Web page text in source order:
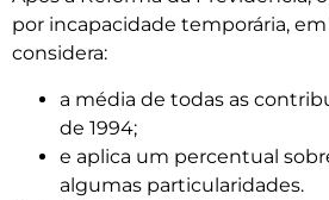
por incapacidade temporária, em
considera:
a média de todas as
de 1994;
e aplica um percentual
algumas particularidades.